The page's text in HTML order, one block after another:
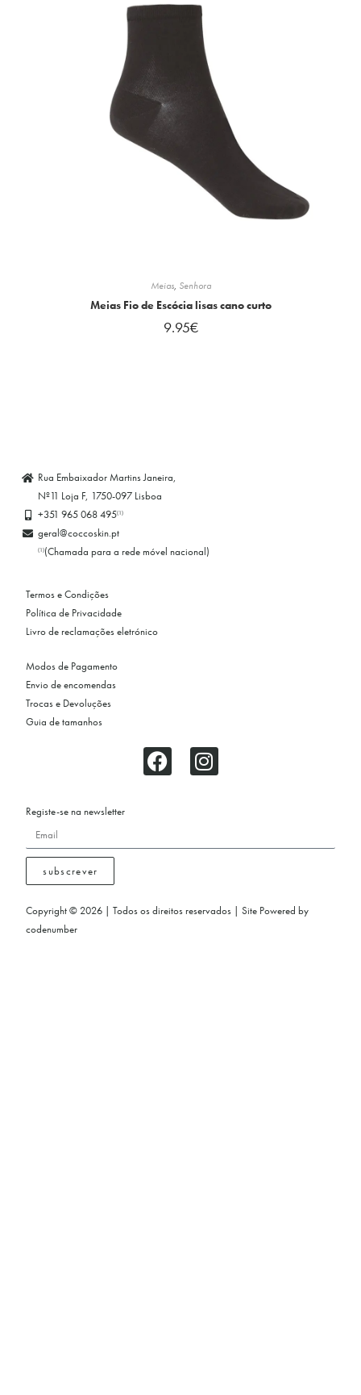
Meias, Senhora
Meias Fio de Escócia lisas cano curto
9.95€
Rua Embaixador Martins Janeira,
Nº11 Loja F, 1750-097 Lisboa
+351 965 068 495(1)
geral@coccoskin.pt
(1)(Chamada para a rede móvel nacional)
Termos e Condições
Política de Privacidade
Livro de reclamações eletrónico
Modos de Pagamento
Envio de encomendas
Trocas e Devoluções
Guia de tamanhos
Registe-se na newsletter
subscrever
Copyright © 2026 | Todos os direitos reservados | Site Powered by
codenumber